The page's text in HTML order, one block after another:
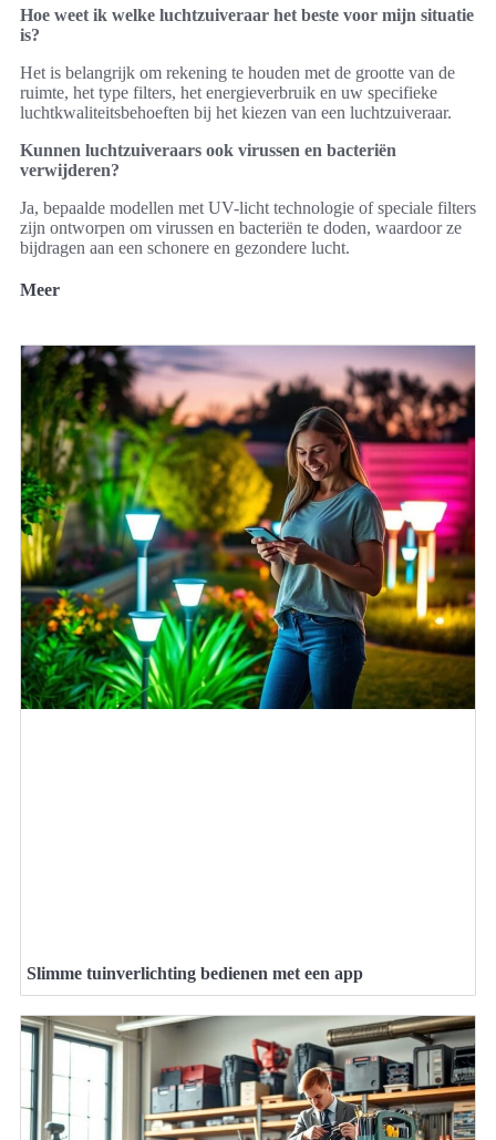
Hoe weet ik welke luchtzuiveraar het beste voor mijn situatie
is?
Het is belangrijk om rekening te houden met de grootte van de
ruimte, het type filters, het energieverbruik en uw specifieke
luchtkwaliteitsbehoeften bij het kiezen van een luchtzuiveraar.
Kunnen luchtzuiveraars ook virussen en bacteriën
verwijderen?
Ja, bepaalde modellen met UV-licht technologie of speciale filters
zijn ontworpen om virussen en bacteriën te doden, waardoor ze
bijdragen aan een schonere en gezondere lucht.
Meer
Slimme tuinverlichting bedienen met een app